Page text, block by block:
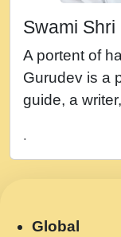
नह भरस
सहर चरण क
बगड
shastri ji
Chahe
मझ अपन
Swami
A portent of
Gurudev is a
guide, a
.
Global